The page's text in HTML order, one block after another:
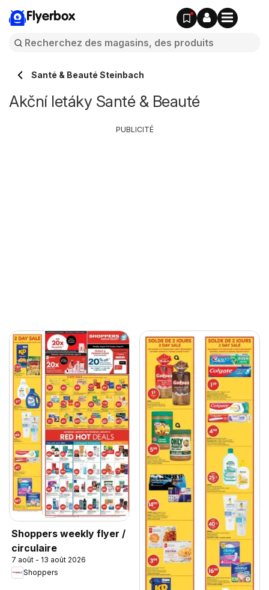
Flyerbox
Santé & Beauté Steinbach
Akční letáky Santé & Beauté
Shoppers weekly flyer /
circulaire
7 août - 13 août 2026
Shoppers
PUBLICITÉ